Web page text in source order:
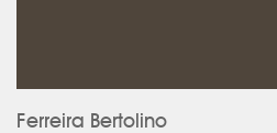
Ferreira Bertolino